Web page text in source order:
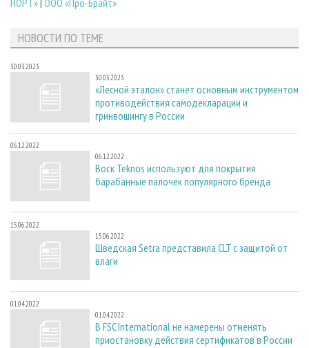
НОРТ»| ООО «Про-Брайт»
НОВОСТИ ПО ТЕМЕ
30.03.2023
30.03.2023
«Лесной эталон» станет основным инструментом
противодействия самодекларации и
гринвошингу в России
06.12.2022
06.12.2022
Воск Teknos используют для покрытия
барабанные палочек популярного бренда
15.06.2022
15.06.2022
Шведская Setra представила CLT с защитой от
влаги
01.04.2022
01.04.2022
В FSC International не намерены отменять
приостановку действия сертификатов в России